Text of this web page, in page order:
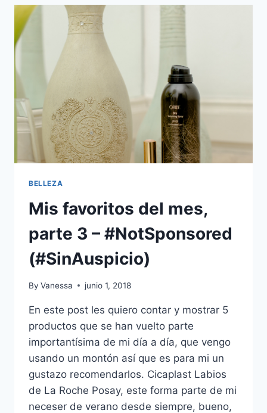
DE
BELLEZA
PARA
DE
NADA
(PERO
LO
NECESITAN
BELLEZA
Mis favoritos del mes,
parte 3 – #NotSponsored
(#SinAuspicio)
By Vanessa junio 1, 2018
En este post les quiero contar y mostrar 5
productos que se han vuelto parte
importantísima de mi día a día, que vengo
usando un montón así que es para mi un
gustazo recomendarlos. Cicaplast Labios
de La Roche Posay, este forma parte de mi
neceser de verano desde siempre, bueno,